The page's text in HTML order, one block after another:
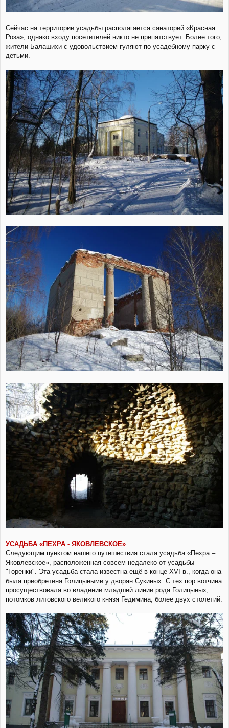
Сейчас на территории усадьбы располагается санаторий «Красная
Роза», однако входу посетителей никто не препятствует. Более того,
жители Балашихи с удовольствием гуляют по усадебному парку с
детьми.
УСАДЬБА «ПЕХРА - ЯКОВЛЕВСКОЕ»
Следующим пунктом нашего путешествия стала усадьба «Пехра –
Яковлевское», расположенная совсем недалеко от усадьбы
"Горенки". Эта усадьба стала известна ещё в конце XVI в., когда она
была приобретена Голицыными у дворян Сукиных. С тех пор вотчина
просуществовала во владении младшей линии рода Голицыных,
потомков литовского великого князя Гедимина, более двух столетий.